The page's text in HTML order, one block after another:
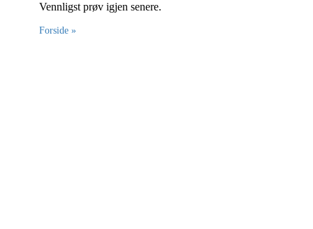
Vennligst prøv igjen senere.
Forside »